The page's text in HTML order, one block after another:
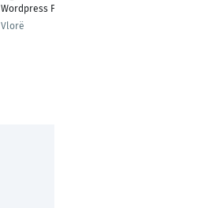
Wordpress Front-end
Vlorë